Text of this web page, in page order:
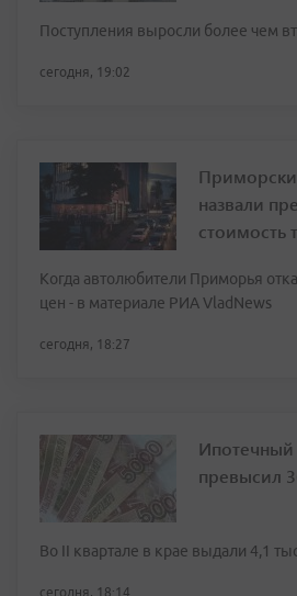
Поступления выросли более чем
сегодня, 19:02
назвали
стоимость
Когда автолюбители Приморья
цен - в материале РИА VladNews
сегодня, 18:27
превысил
Во II квартале в крае выдали 4,1
сегодня, 18:14